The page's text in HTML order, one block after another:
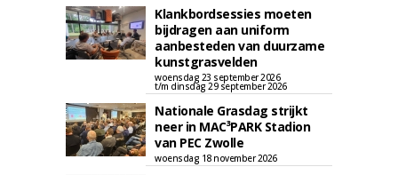
Klankbordsessies moeten
bijdragen aan uniform
aanbesteden van duurzame
kunstgrasvelden
woensdag 23 september 2026
t/m dinsdag 29 september 2026
Nationale Grasdag strijkt
neer in MAC³PARK Stadion
van PEC Zwolle
woensdag 18 november 2026